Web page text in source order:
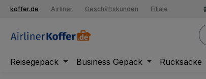
Zur Hauptnavigation springen
koffer.de Airliner Geschäftskunden Filiale
Reisegepäck Business Gepäck Rucksäcke